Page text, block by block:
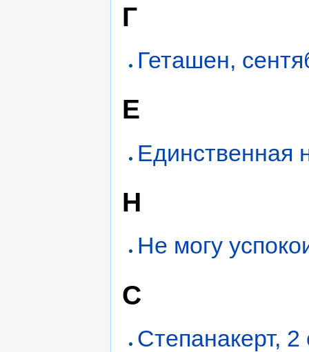
Г
Геташен,
Е
Единственная
Н
Не могу
С
Степанакерт, 2